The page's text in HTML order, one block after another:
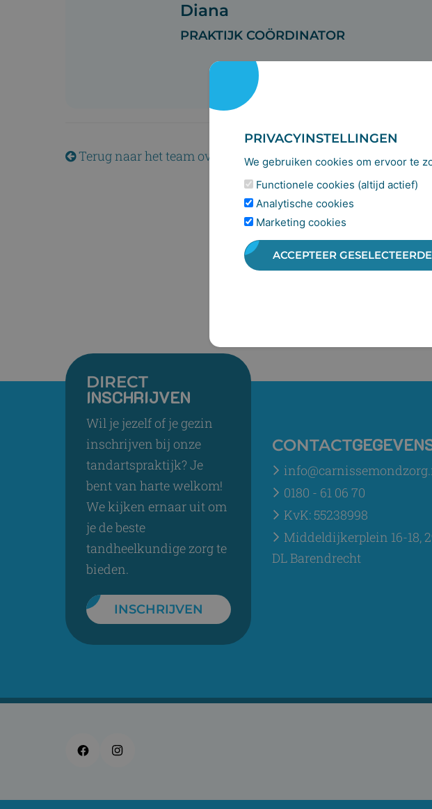
Diana
PRAKTIJK COÖRDINATOR
Terug naar het team overzicht
DIRECT
INSCHRIJVEN
Wil je jezelf of je gezin
inschrijven bij onze
tandartspraktijk? Je
bent van harte welkom!
We kijken ernaar uit om
je de beste
tandheelkundige zorg te
bieden.
INSCHRIJVEN
CONTACT
0180 - 61 06 70
KvK: 55238998
Middeldijkerplein 16-18,
DL Barendrecht
PRIVACYINSTELLINGEN
We gebruiken cookies om ervoor te
Functionele cookies (altijd actief)
Analytische cookies
Marketing cookies
ACCEPTEER GESELECTEERDE